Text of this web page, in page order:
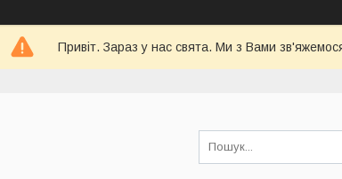
Привіт. Зараз у нас свята. Ми з Вами